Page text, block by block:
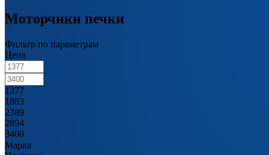
Моторчики печки
Фильтр по параметрам
Цена
1377
1883
2389
2894
3400
Марка